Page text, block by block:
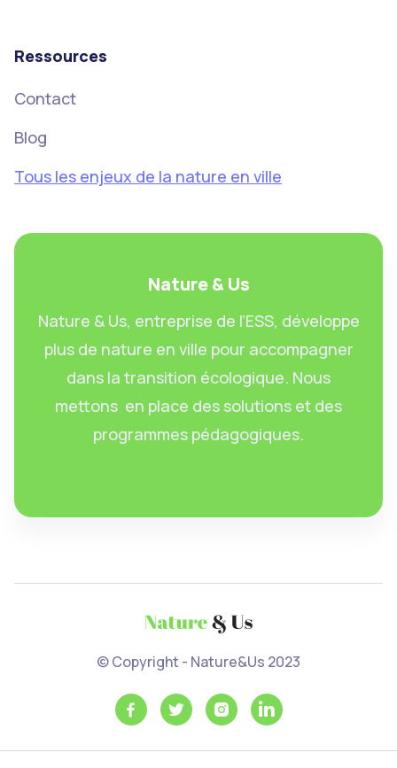
Ressources
Contact
Blog
Tous les enjeux de la nature en ville
Nature & Us
Nature & Us, entreprise de l’ESS, développe
plus de nature en ville pour accompagner
dans la transition écologique. Nous
mettons en place des solutions et des
programmes pédagogiques.
© Copyright - Nature&Us 2023
   